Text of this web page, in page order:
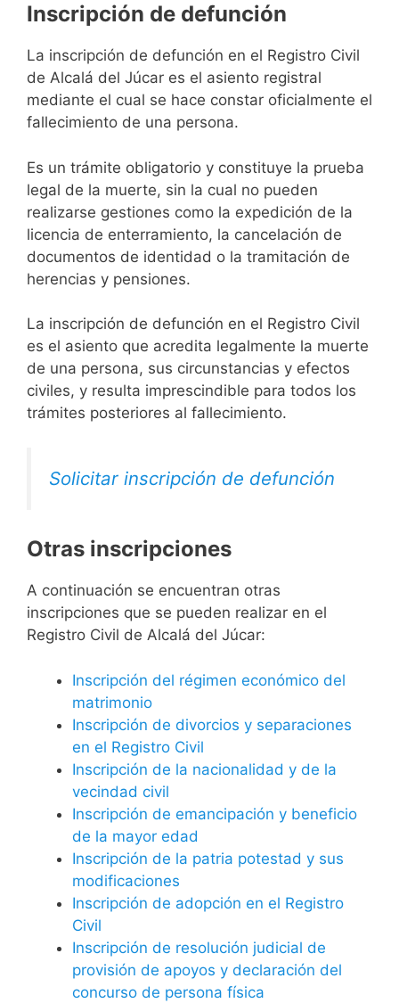
Inscripción de defunción
La inscripción de defunción en el Registro Civil
de Alcalá del Júcar es el asiento registral
mediante el cual se hace constar oficialmente el
fallecimiento de una persona.
Es un trámite obligatorio y constituye la prueba
legal de la muerte, sin la cual no pueden
realizarse gestiones como la expedición de la
licencia de enterramiento, la cancelación de
documentos de identidad o la tramitación de
herencias y pensiones.
La inscripción de defunción en el Registro Civil
es el asiento que acredita legalmente la muerte
de una persona, sus circunstancias y efectos
civiles, y resulta imprescindible para todos los
trámites posteriores al fallecimiento.
Solicitar inscripción de defunción
Otras inscripciones
A continuación se encuentran otras
inscripciones que se pueden realizar en el
Registro Civil de Alcalá del Júcar:
Inscripción del régimen económico del
matrimonio
Inscripción de divorcios y separaciones
en el Registro Civil
Inscripción de la nacionalidad y de la
vecindad civil
Inscripción de emancipación y beneficio
de la mayor edad
Inscripción de la patria potestad y sus
modificaciones
Inscripción de adopción en el Registro
Civil
Inscripción de resolución judicial de
provisión de apoyos y declaración del
concurso de persona física